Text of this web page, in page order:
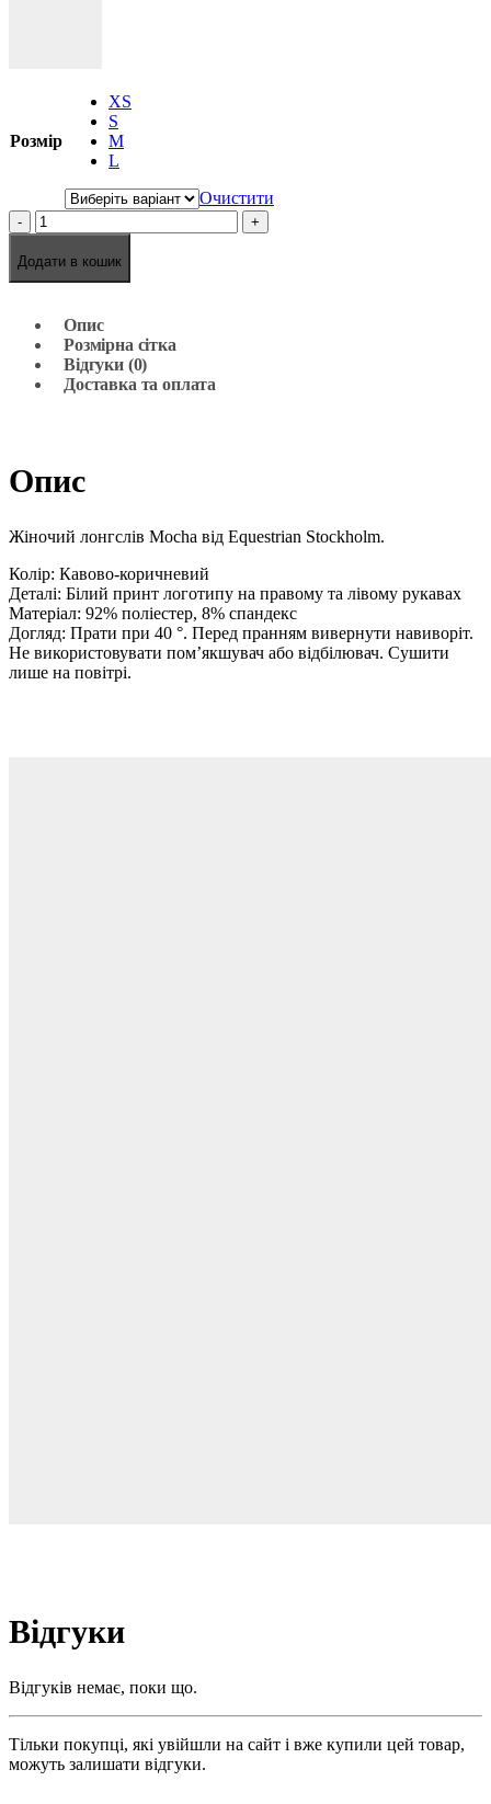
Розмір
XS
S
M
L
Очистити
- +
Додати в кошик
Опис
Розмірна сітка
Відгуки (0)
Доставка та оплата
Опис
Жіночий лонгслів Mocha від Equestrian Stockholm.
Колір: Кавово-коричневий
Деталі: Білий принт логотипу на правому та лівому рукавах
Матеріал: 92% поліестер, 8% спандекс
Догляд: Прати при 40 °. Перед пранням вивернути навиворіт.
Не використовувати пом’якшувач або відбілювач. Сушити
лише на повітрі.
Відгуки
Відгуків немає, поки що.
Тільки покупці, які увійшли на сайт і вже купили цей товар,
можуть залишати відгуки.